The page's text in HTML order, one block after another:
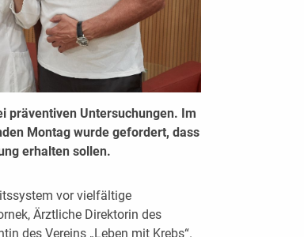
präventiven Untersuchungen. Im
Montag wurde gefordert, dass
erhalten sollen.
vor vielfältige
Ärztliche Direktorin des
des Vereins „Leben mit Krebs“.